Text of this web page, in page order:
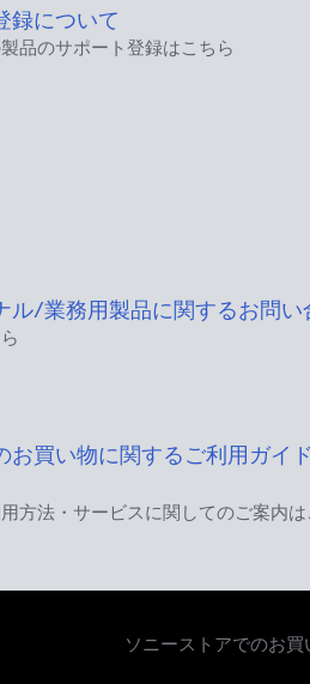
録について
品のサポート登録はこちら
ル/業務用製品に関するお問い
お買い物に関するご利用ガイ
方法・サービスに関してのご案内は
ソニーストアでのお買